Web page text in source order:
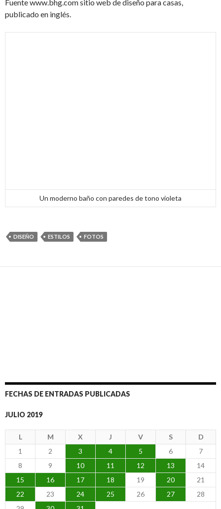
Fuente www.bhg.com sitio web de diseño para casas,
publicado en inglés.
Un moderno baño con paredes de tono violeta
DISEÑO ESTILOS FOTOS
FECHAS DE ENTRADAS PUBLICADAS
JULIO 2019
L M X J V S D
1 2 3 4 5 6
7
8
9 10 11 12 13
14
15
16 17 18 19 20
21
22
23 24 25 26 27
28